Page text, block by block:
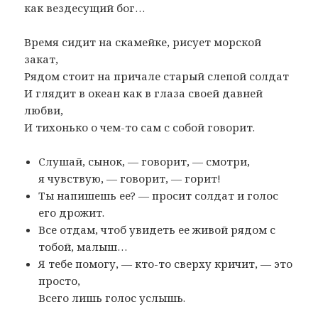
как вездесущий бог…
Время сидит на скамейке, рисует морской
закат,
Рядом стоит на причале старый слепой солдат
И глядит в океан как в глаза своей давней
любви,
И тихонько о чем-то сам с собой говорит.
Слушай, сынок, — говорит, — смотри,
я чувствую, — говорит, — горит!
Ты напишешь ее? — просит солдат и голос
его дрожит.
Все отдам, чтоб увидеть ее живой рядом с
тобой, малыш…
Я тебе помогу, — кто-то сверху кричит, — это
просто,
Всего лишь голос услышь.